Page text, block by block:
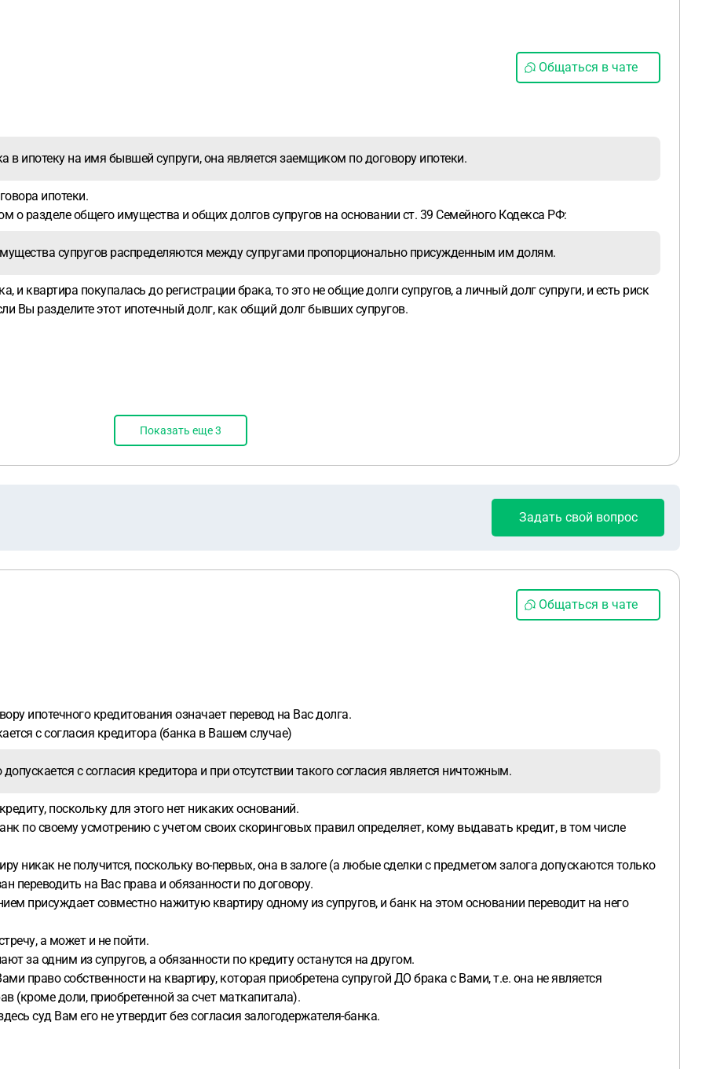
Общаться в чате
в ипотеку на имя бывшей супруги, она является заемщиком по договору ипотеки.
ипотеки.
о разделе общего имущества и общих долгов супругов на основании ст. 39 Семейного Кодекса РФ:
супругов распределяются между супругами пропорционально присужденным им долям.
и квартира покупалась до регистрации брака, то это не общие долги супругов, а личный долг супруги, и есть риск
Вы разделите этот ипотечный долг, как общий долг бывших супругов.
Показать еще3
Задать свой вопрос
Общаться в чате
ипотечного кредитования означает перевод на Вас долга.
с согласия кредитора (банка в Вашем случае)
с согласия кредитора и при отсутствии такого согласия является ничтожным.
поскольку для этого нет никаких оснований.
по своему усмотрению с учетом своих скоринговых правил определяет, кому выдавать кредит, в том числе
никак не получится, поскольку во-первых, она в залоге (а любые сделки с предметом залога допускаются только
переводить на Вас права и обязанности по договору.
присуждает совместно нажитую квартиру одному из супругов, и банк на этом основании переводит на него
а может и не пойти.
за одним из супругов, а обязанности по кредиту останутся на другом.
право собственности на квартиру, которая приобретена супругой ДО брака с Вами, т.е. она не является
(кроме доли, приобретенной за счет маткапитала).
суд Вам его не утвердит без согласия залогодержателя-банка.